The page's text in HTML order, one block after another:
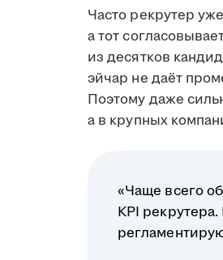
Часто рекрутер
а тот
из десятков
эйчар не даёт
Поэтому даже
а в крупных
«Чаще всего
KPI